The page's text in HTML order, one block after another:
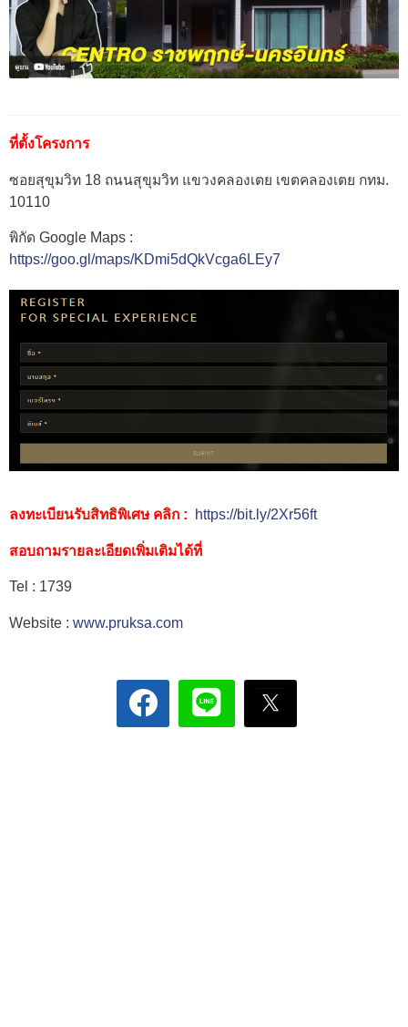
ที่ตั้งโครงการ
ซอยสุขุมวิท 18 ถนนสุขุมวิท แขวงคลองเตย เขตคลองเตย กทม.
10110
พิกัด Google Maps :
https://goo.gl/maps/KDmi5dQkVcga6LEy7
ลงทะเบียนรับสิทธิพิเศษ คลิก : https://bit.ly/2Xr56ft
สอบถามรายละเอียดเพิ่มเติมได้ที่
Tel : 1739
Website : www.pruksa.com